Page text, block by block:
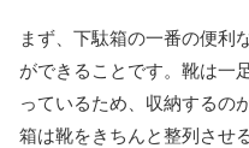
まず、下駄箱の一番の便利
ができることです。靴は一
っているため、収納するの
箱は靴をきちんと整列させ